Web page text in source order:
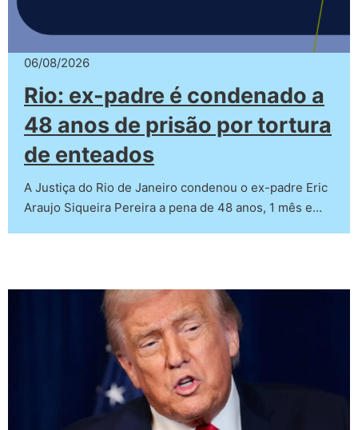
06/08/2026
Rio: ex-padre é condenado a
48 anos de prisão por tortura
de enteados
A Justiça do Rio de Janeiro condenou o ex-padre Eric
Araujo Siqueira Pereira a pena de 48 anos, 1 mês e…